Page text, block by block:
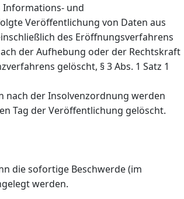
Informations- und
Veröffentlichung von Daten aus
des Eröffnungsverfahrens
der Aufhebung oder der Rechtskraft
gelöscht, § 3 Abs. 1 Satz 1
nach der Insolvenzordnung werden
Tag der Veröffentlichung gelöscht.
die sofortige Beschwerde (im
werden.